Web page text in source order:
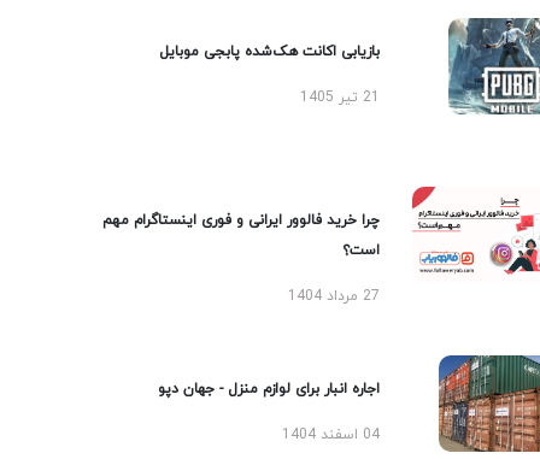
بازیابی اکانت هک‌شده پابجی موبایل
چرا خرید فالوور ایرانی و فوری اینستاگرام مهم
است؟
27 مرداد 1404
اجاره انبار برای لوازم منزل - جهان دپو
04 اسفند 1404